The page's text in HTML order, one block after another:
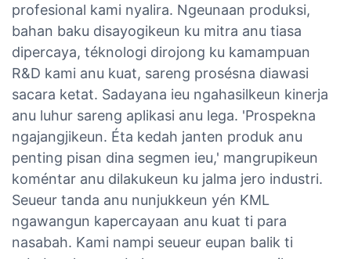
profesional kami nyalira. Ngeunaan produksi,
bahan baku disayogikeun ku mitra anu tiasa
dipercaya, téknologi dirojong ku kamampuan
R&D kami anu kuat, sareng prosésna diawasi
sacara ketat. Sadayana ieu ngahasilkeun kinerja
anu luhur sareng aplikasi anu lega. 'Prospekna
ngajangjikeun. Éta kedah janten produk anu
penting pisan dina segmen ieu,' mangrupikeun
koméntar anu dilakukeun ku jalma jero industri.
Seueur tanda anu nunjukkeun yén KML
ngawangun kapercayaan anu kuat ti para
nasabah. Kami nampi seueur eupan balik ti